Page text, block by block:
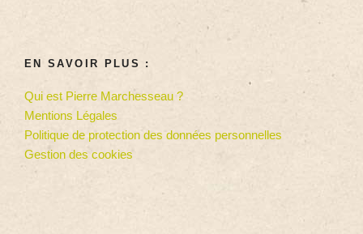
EN SAVOIR PLUS :
Qui est Pierre Marchesseau ?
Mentions Légales
Politique de protection des données personnelles
Gestion des cookies